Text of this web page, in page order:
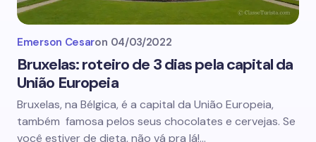
Emerson Cesaron 04/03/2022
Bruxelas: roteiro de 3 dias pela capital da
União Europeia
Bruxelas, na Bélgica, é a capital da União Europeia,
também famosa pelos seus chocolates e cervejas. Se
você estiver de dieta, não vá pra lá!…